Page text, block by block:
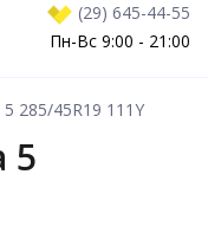
(29) 645-44-55
Пн-Вс 9:00 - 21:00
285/45R19 111Y
5